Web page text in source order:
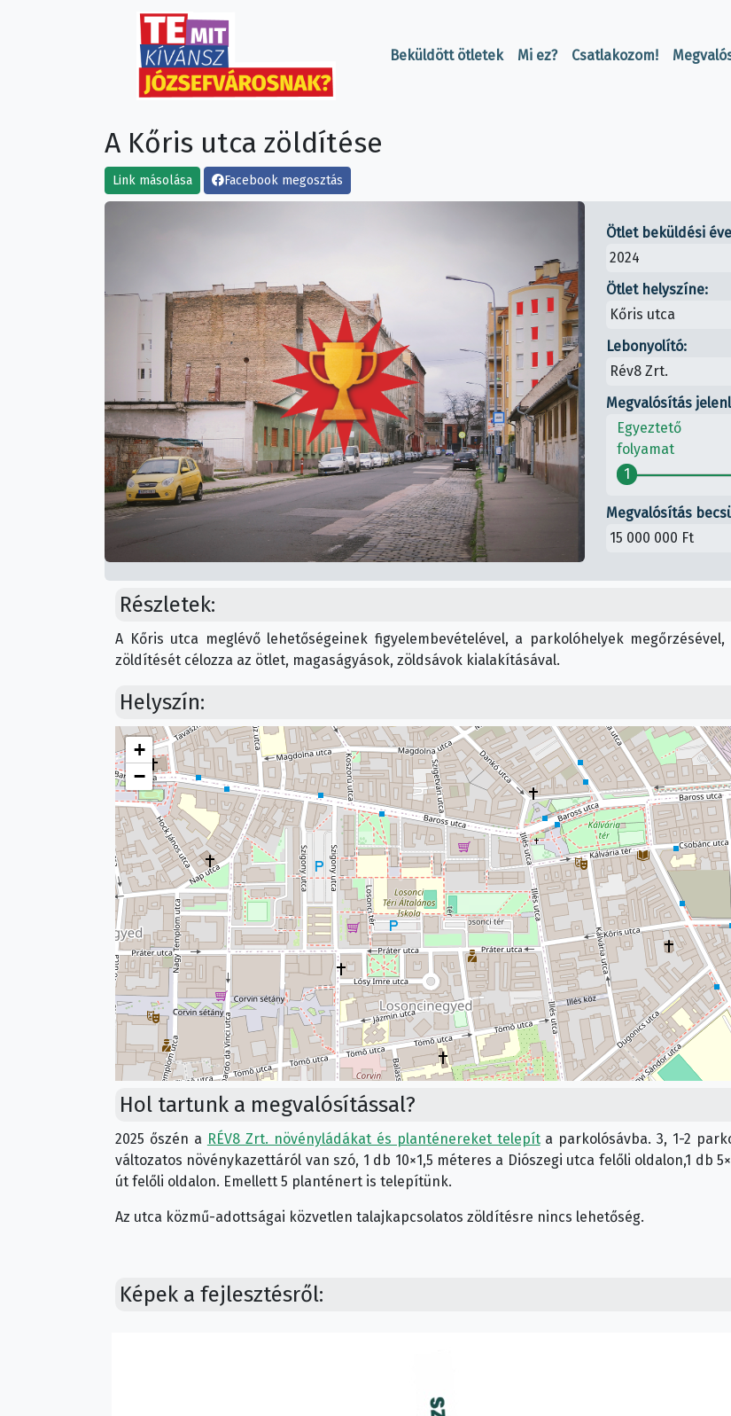
Beküldött ötletek Mi ez? Csatlakozom!
A Kőris utca zöldítése
Link másolása Facebook megosztás
Ötlet beküldési
2024
Ötlet helyszíne:
Kőris utca
Lebonyolító:
Rév8 Zrt.
Megvalósítás
Egyeztető
folyamat
1
Megvalósítás
15 000 000 Ft
Részletek:
A Kőris utca meglévő lehetőségeinek figyelembevételével, a parkolóhelyek
zöldítését célozza az ötlet, magaságyások, zöldsávok kialakításával.
Helyszín:
+
−
Hol tartunk a megvalósítással?
2025 őszén a RÉV8 Zrt. növényládákat és planténereket telepíta parkolósávba. 3, 1-2
változatos növénykazettáról van szó, 1 db 10×1,5 méteres a Diószegi utca felőli oldalon,1 db
út felőli oldalon. Emellett 5 planténert is telepítünk.
Az utca közmű-adottságai közvetlen talajkapcsolatos zöldítésre nincs lehetőség.
Képek a fejlesztésről: